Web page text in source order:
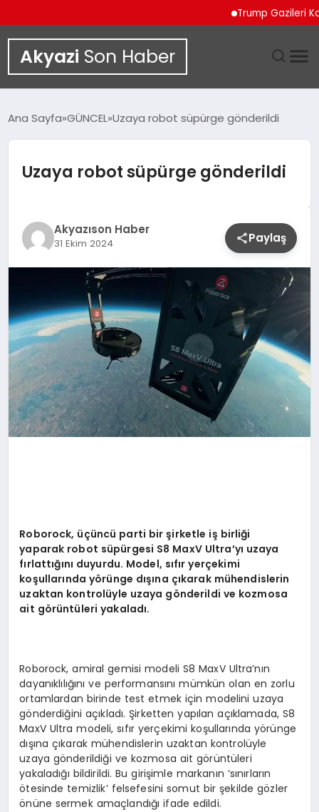
Trump Gazileri
Akyazi Son Haber
SIYASET
DÜNYA
SPOR
YAŞAM
Ana Sayfa GÜNCEL Uzaya robot süpürge gönderildi
Uzaya robot süpürge gönderildi
Akyazıson Haber
31 Ekim 2024 Paylaş
Roborock, üçüncü parti bir şirketle iş birliği
yaparak robot süpürgesi S8 MaxV Ultra’yı uzaya
fırlattığını duyurdu. Model, sıfır yerçekimi
koşullarında yörünge dışına çıkarak mühendislerin
uzaktan kontrolüyle uzaya gönderildi ve kozmosa
ait görüntüleri yakaladı.
Roborock, amiral gemisi modeli S8 MaxV Ultra’nın
dayanıklılığını ve performansını mümkün olan en zorlu
ortamlardan birinde test etmek için modelini uzaya
gönderdiğini açıkladı. Şirketten yapılan açıklamada, S8
MaxV Ultra modeli, sıfır yerçekimi koşullarında yörünge
dışına çıkarak mühendislerin uzaktan kontrolüyle
uzaya gönderildiği ve kozmosa ait görüntüleri
yakaladığı bildirildi. Bu girişimle markanın ‘sınırların
ötesinde temizlik’ felsefesini somut bir şekilde gözler
önüne sermek amaçlandığı ifade edildi.